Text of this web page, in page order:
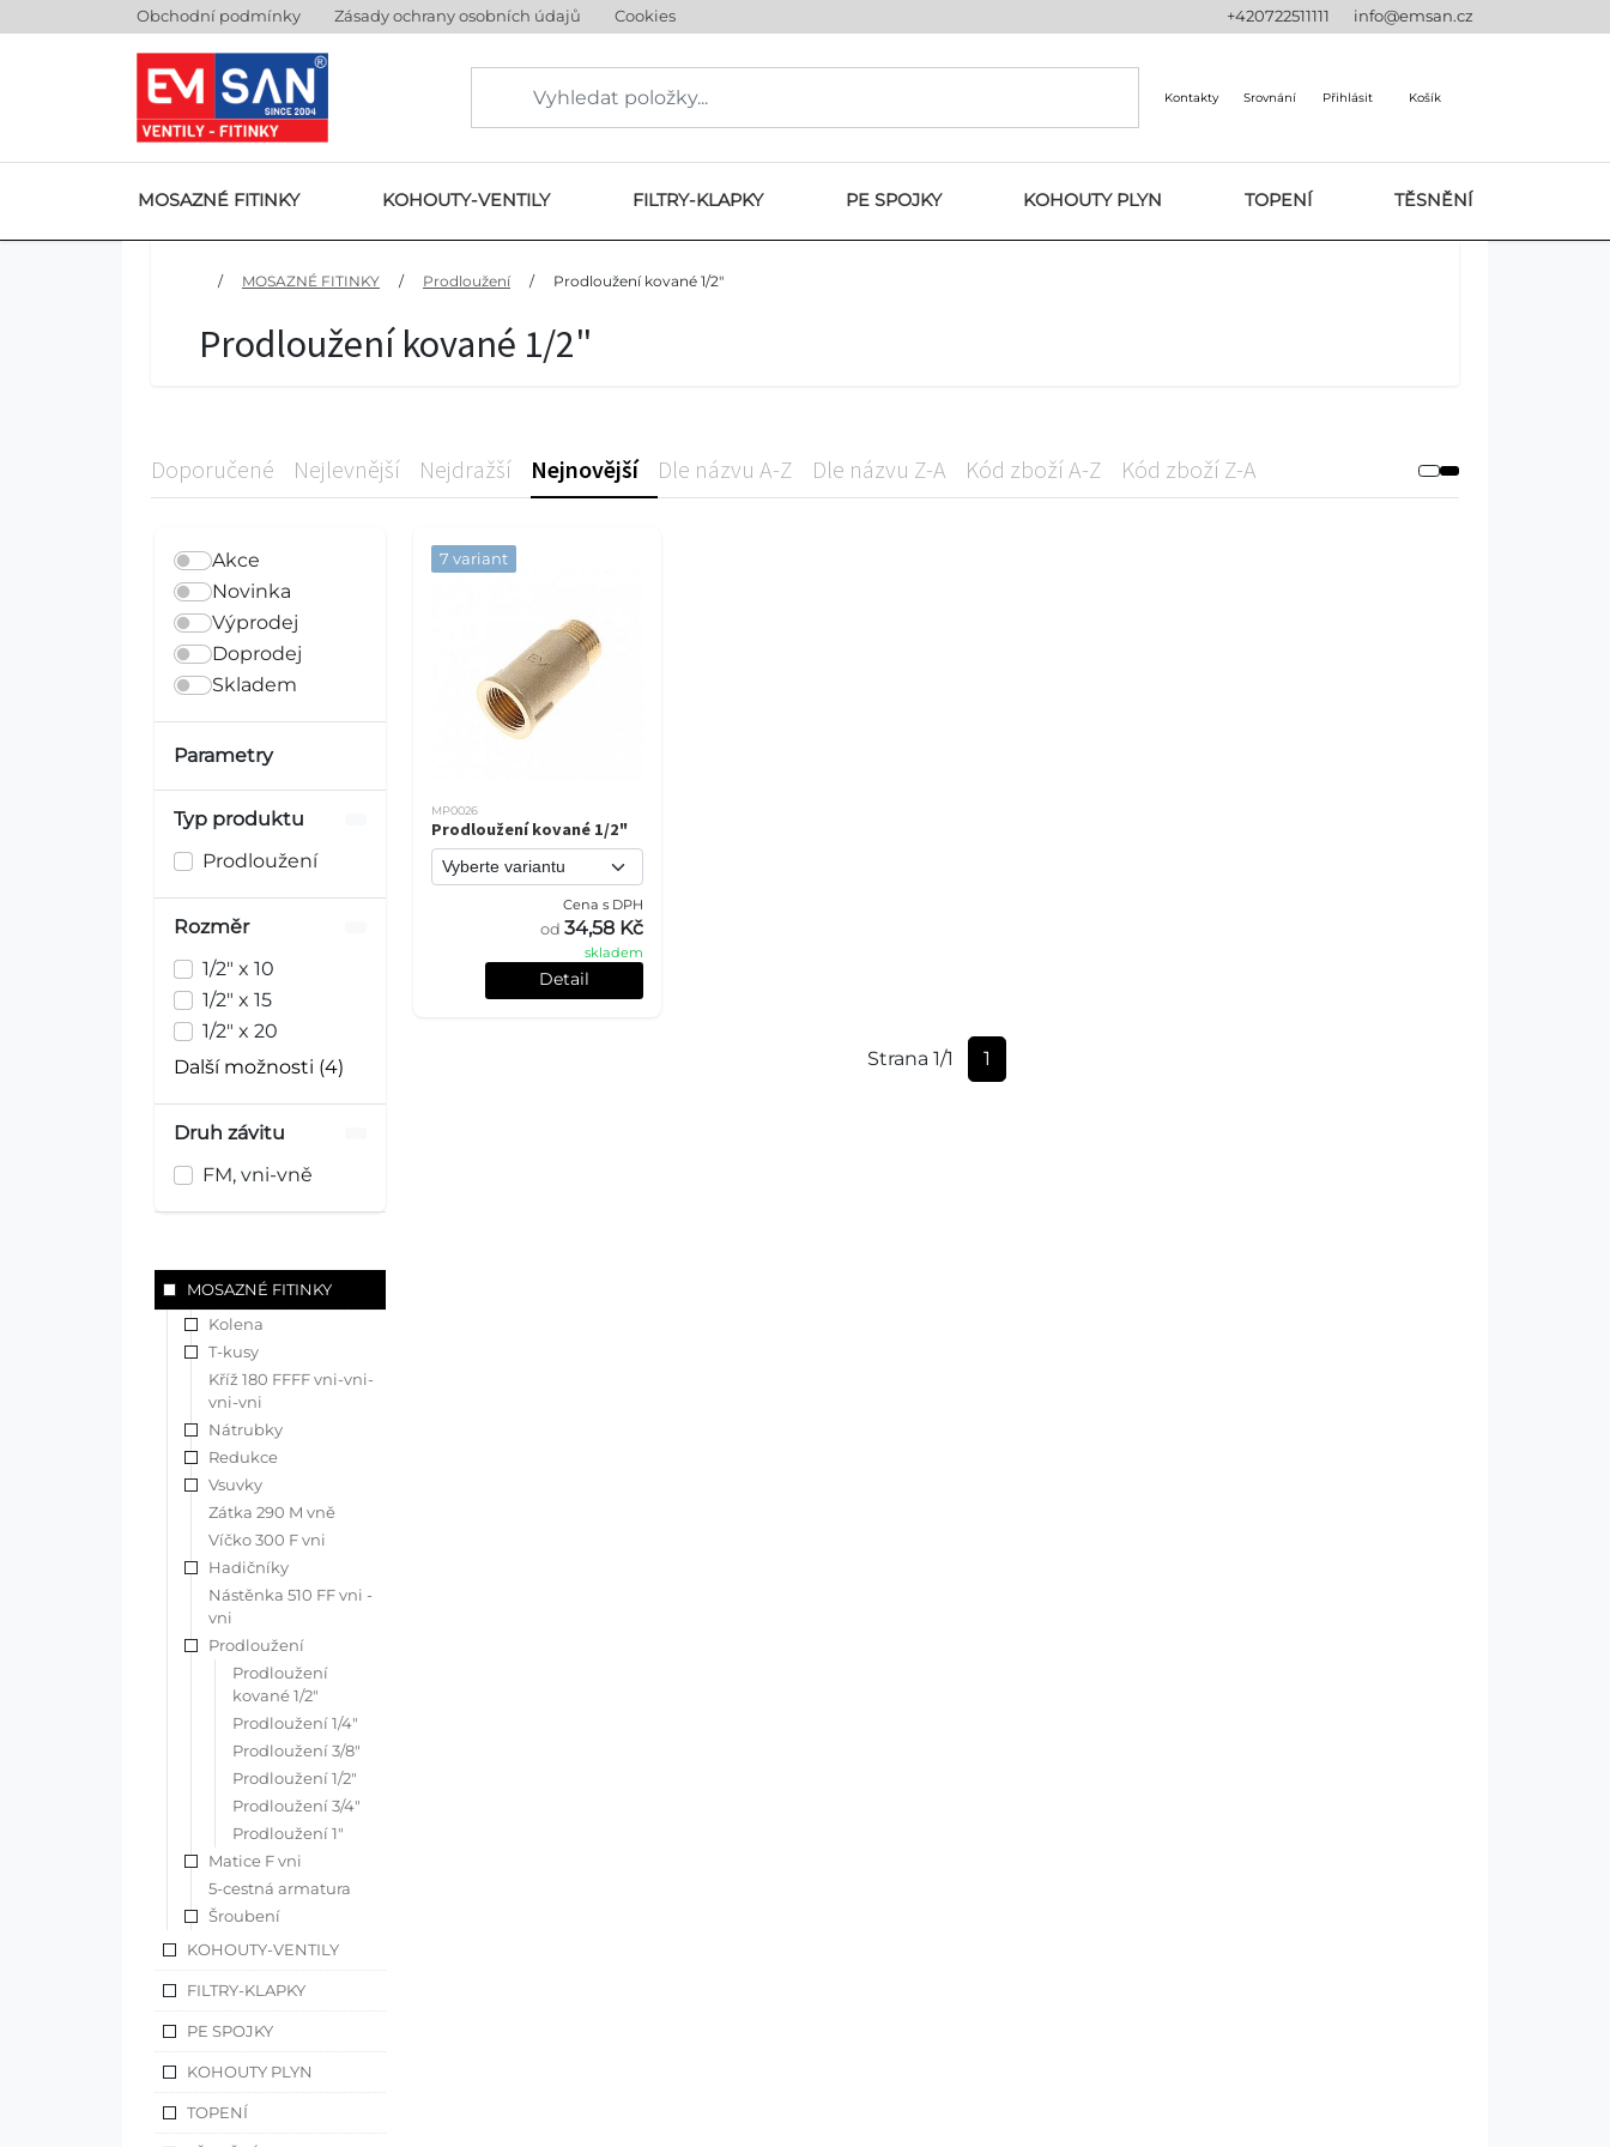
Obchodní podmínky Zásady ochrany osobních údajů Cookies +420722511111 info@emsan.cz
Kontakty Srovnání Přihlásit Košík
MOSAZNÉ FITINKY KOHOUTY-VENTILY FILTRY-KLAPKY PE SPOJKY KOHOUTY PLYN TOPENÍ TĚSNĚNÍ
/ MOSAZNÉ FITINKY / Prodloužení / Prodloužení kované 1/2"
Prodloužení kované 1/2"
Doporučené Nejlevnější Nejdražší Nejnovější Dle názvu A-Z Dle názvu Z-A Kód zboží A-Z Kód zboží Z-A
Akce
Novinka
Výprodej
Doprodej
Skladem
Parametry
Typ produktu
Prodloužení
Rozměr
1/2" x 10
1/2" x 15
1/2" x 20
Další možnosti (4)
Druh závitu
FM, vni-vně
MOSAZNÉ FITINKY
Kolena
T-kusy
Kříž 180 FFFF vni-vni-
vni-vni
Nátrubky
Redukce
Vsuvky
Zátka 290 M vně
Víčko 300 F vni
Hadičníky
Nástěnka 510 FF vni -
vni
Prodloužení
Prodloužení
kované 1/2"
Prodloužení 1/4"
Prodloužení 3/8"
Prodloužení 1/2"
Prodloužení 3/4"
Prodloužení 1"
Matice F vni
5-cestná armatura
Šroubení
KOHOUTY-VENTILY
FILTRY-KLAPKY
PE SPOJKY
KOHOUTY PLYN
TOPENÍ
7 variant
MP0026
Prodloužení kované 1/2"
Cena s DPH
od34,58 Kč
skladem
Detail
Strana 1/1 1